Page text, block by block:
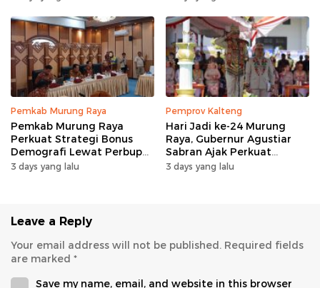
Pemkab Murung Raya
Pemkab Murung Raya
Perkuat Strategi Bonus
Demografi Lewat Perbup
Nomor 14 Tahun 2026
3 days yang lalu
Pemprov Kalteng
Hari Jadi ke-24 Murung
Raya, Gubernur Agustiar
Sabran Ajak Perkuat
Sinergi Pembangunan
3 days yang lalu
Leave a Reply
Your email address will not be published. Required fields
are marked *
Save my name, email, and website in this browser